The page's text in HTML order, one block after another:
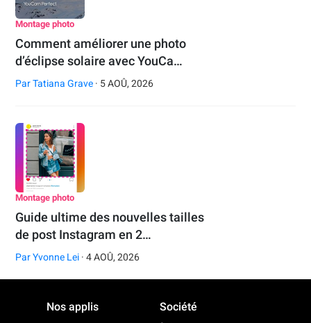
Montage photo
Comment améliorer une photo
d’éclipse solaire avec YouCa…
ParTatiana Grave · 5 AOÛ, 2026
Montage photo
Guide ultime des nouvelles tailles
de post Instagram en 2…
ParYvonne Lei · 4 AOÛ, 2026
Nos applis Société